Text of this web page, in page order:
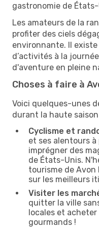
gastronomie de
Les amateurs de la
profiter des ciels
environnante. Il
d’activités à la
d'aventure en pleine
Choses à faire à
Voici quelques-unes
durant la haute saison
Cyclisme et
et ses alentours à
imprégner des
de États-Unis.
tourisme de Avon
sur les meilleurs
Visiter les
quitter la ville
locales et
gourmands !